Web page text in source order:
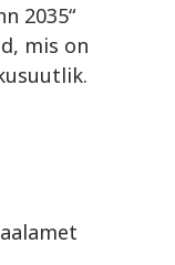
2035“
mis on